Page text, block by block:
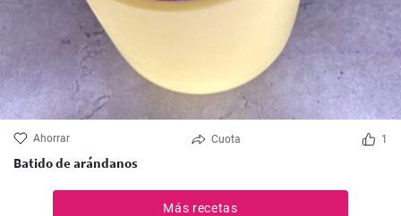
Ahorrar Cuota 1
Batido de arándanos
Más recetas